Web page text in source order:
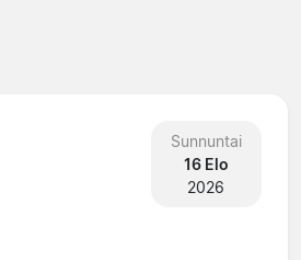
Sunnuntai
16 Elo
2026